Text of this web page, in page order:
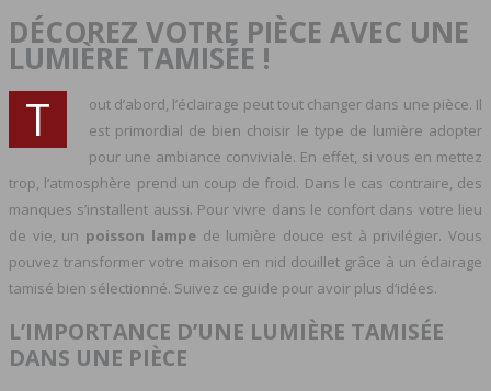
DÉCOREZ VOTRE PIÈCE AVEC UNE
LUMIÈRE TAMISÉE !
T
out d’abord, l’éclairage peut tout changer dans une pièce. Il
est primordial de bien choisir le type de lumière adopter
pour une ambiance conviviale. En effet, si vous en mettez
trop, l’atmosphère prend un coup de froid. Dans le cas contraire, des
manques s’installent aussi. Pour vivre dans le confort dans votre lieu
de vie, un poisson lampede lumière douce est à privilégier. Vous
pouvez transformer votre maison en nid douillet grâce à un éclairage
tamisé bien sélectionné. Suivez ce guide pour avoir plus d’idées.
L’IMPORTANCE D’UNE LUMIÈRE TAMISÉE
DANS UNE PIÈCE